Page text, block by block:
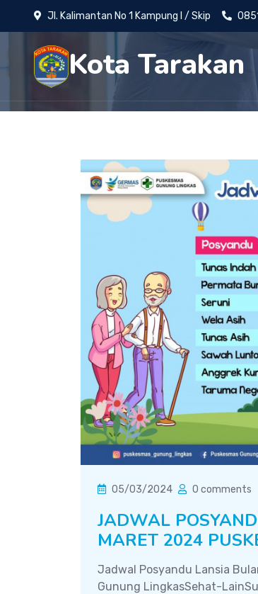
Jl. Kalimantan No 1 Kampung I / Skip
Kota Tarakan
05/03/2024 0 comments
JADWAL
MARET 2024
Jadwal Posyandu Lansia
Gunung LingkasSehat-